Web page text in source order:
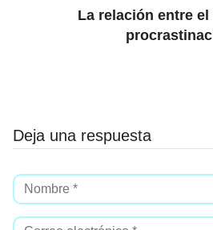
La relación entre el
Deja una respuesta